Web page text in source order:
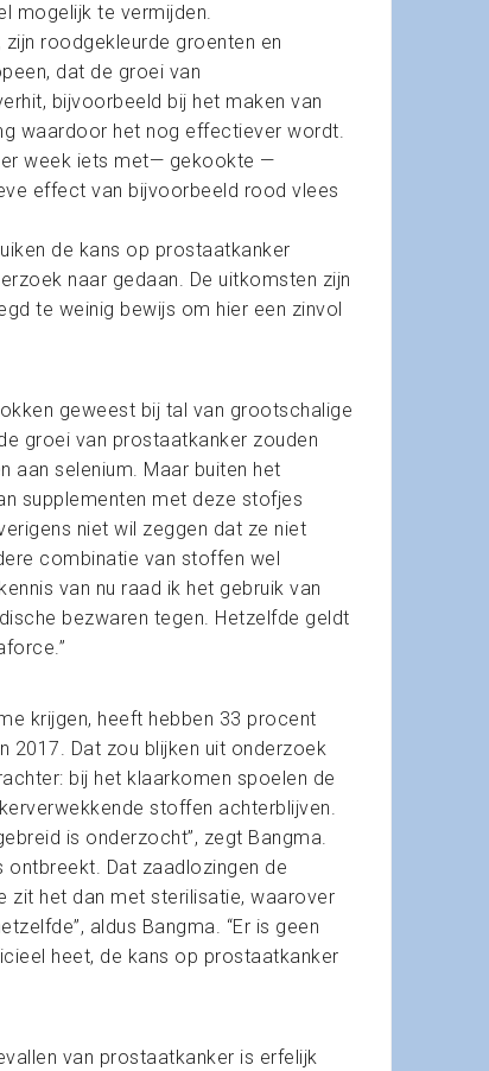
mogelijk te vermijden.
roodgekleurde groenten en
dat de groei van
bijvoorbeeld bij het maken van
waardoor het nog effectiever wordt.
week iets met— gekookte —
effect van bijvoorbeeld rood vlees
de kans op prostaatkanker
naar gedaan. De uitkomsten zijn
te weinig bewijs om hier een zinvol
geweest bij tal van grootschalige
groei van prostaatkanker zouden
aan selenium. Maar buiten het
supplementen met deze stofjes
niet wil zeggen dat ze niet
combinatie van stoffen wel
van nu raad ik het gebruik van
bezwaren tegen. Hetzelfde geldt
krijgen, heeft hebben 33 procent
2017. Dat zou blijken uit onderzoek
bij het klaarkomen spoelen de
stoffen achterblijven.
is onderzocht”, zegt Bangma.
ontbreekt. Dat zaadlozingen de
zit het dan met sterilisatie, waarover
aldus Bangma. “Er is geen
heet, de kans op prostaatkanker
van prostaatkanker is erfelijk